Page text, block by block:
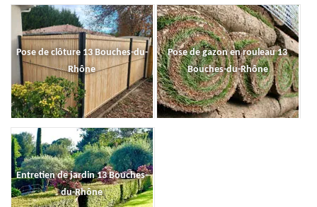
Pose de clôture 13 Bouches-du-
Rhône
Pose de gazon en rouleau 13
Bouches-du-Rhône
Entretien de jardin 13 Bouches-
du-Rhône